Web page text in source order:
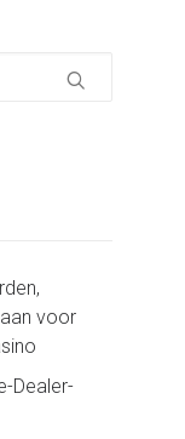
voor
Dealer-